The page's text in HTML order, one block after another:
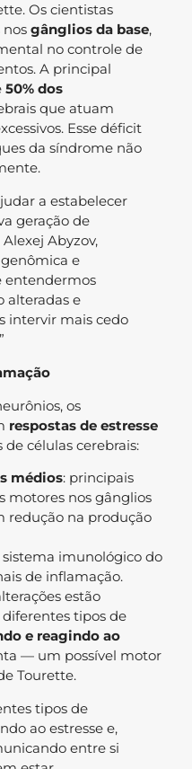
Os cientistas
nos gânglios da base,
no controle de
A principal
50% dos
que atuam
Esse déficit
da síndrome não
a estabelecer
geração de
Abyzov,
e
entendermos
alteradas e
intervir mais cedo
os
respostas de estresse
células cerebrais:
médios: principais
motores nos gânglios
redução na produção
sistema imunológico do
de inflamação.
estão
tipos de
e reagindo ao
— um possível motor
Tourette.
tipos de
ao estresse e,
entre si